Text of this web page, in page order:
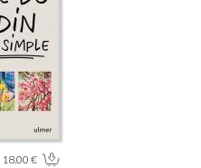
18.00 €